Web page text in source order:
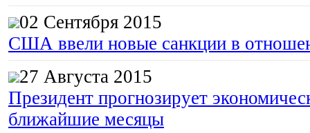
02 Сентября 2015
США ввели новые санкции в
27 Августа 2015
Президент прогнозирует
ближайшие месяцы